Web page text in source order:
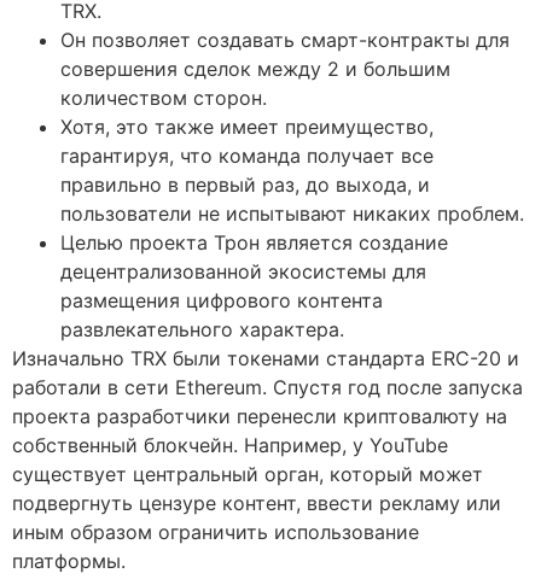
TRX.
Он позволяет создавать смарт-контракты для
совершения сделок между 2 и большим
количеством сторон.
Хотя, это также имеет преимущество,
гарантируя, что команда получает все
правильно в первый раз, до выхода, и
пользователи не испытывают никаких проблем.
Целью проекта Трон является создание
децентрализованной экосистемы для
размещения цифрового контента
развлекательного характера.
Изначально TRX были токенами стандарта ERC-20 и
работали в сети Ethereum. Спустя год после запуска
проекта разработчики перенесли криптовалюту на
собственный блокчейн. Например, у YouTube
существует центральный орган, который может
подвергнуть цензуре контент, ввести рекламу или
иным образом ограничить использование
платформы.